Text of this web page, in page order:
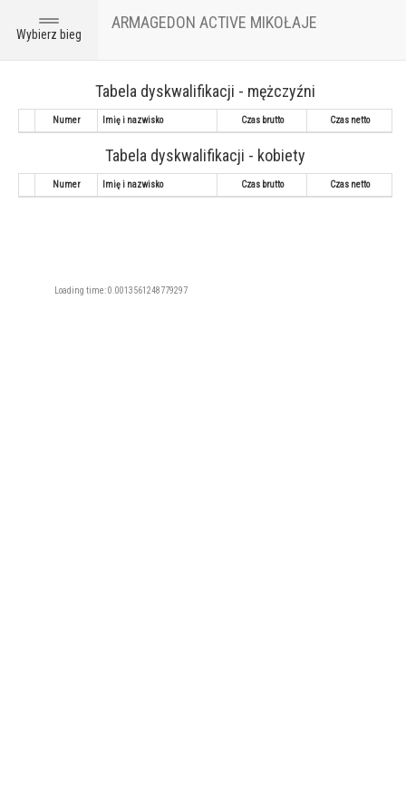
Toggle
navigation
Wybierz bieg
ARMAGEDON ACTIVE MIKOŁAJE
Tabela dyskwalifikacji - mężczyźni
Numer Imię i nazwisko Czas brutto Czas netto
Tabela dyskwalifikacji - kobiety
Numer Imię i nazwisko Czas brutto Czas netto
Loading time: 0.0013561248779297